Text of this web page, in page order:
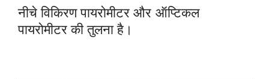
नीचे विकिरण पायरोमीटर और ऑप्टिकल
पायरोमीटर की तुलना है।